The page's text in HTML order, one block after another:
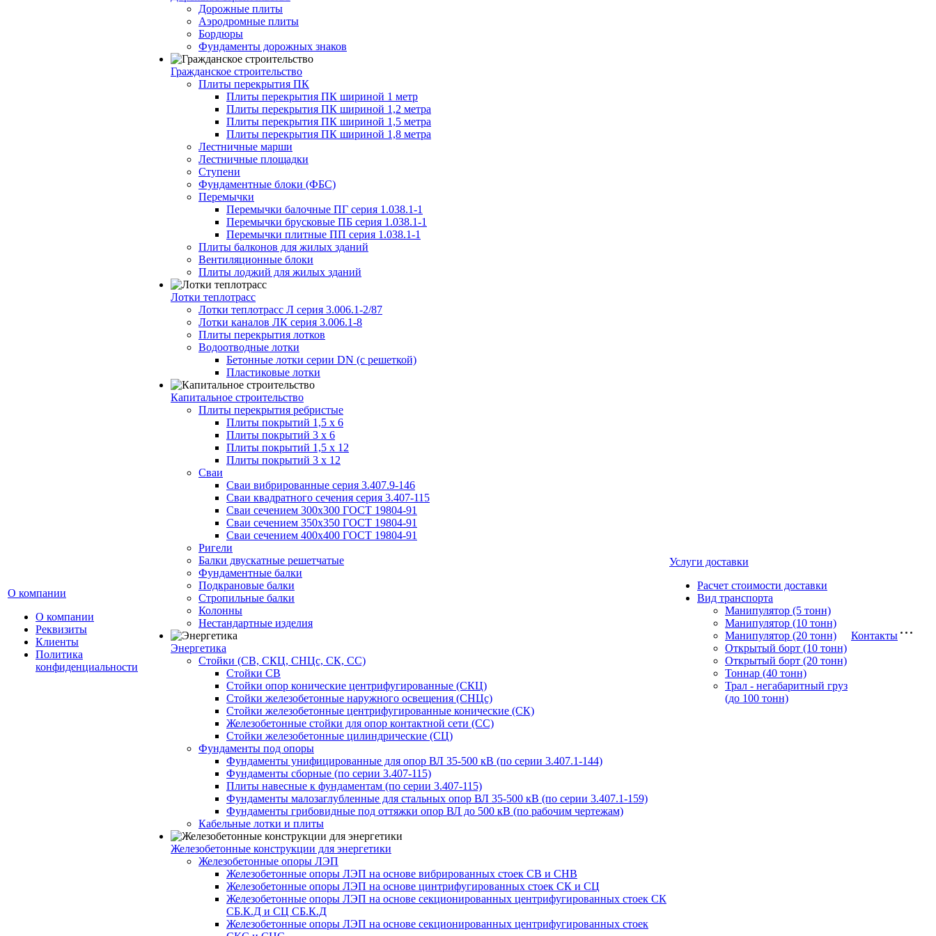
О компании
О компании
Реквизиты
Клиенты
Политика
конфиденциальности
Дорожные плиты
Аэродромные плиты
Бордюры
Фундаменты дорожных знаков
Гражданское строительство
Плиты перекрытия ПК
Плиты перекрытия ПК шириной 1 метр
Плиты перекрытия ПК шириной 1,2 метра
Плиты перекрытия ПК шириной 1,5 метра
Плиты перекрытия ПК шириной 1,8 метра
Лестничные марши
Лестничные площадки
Ступени
Фундаментные блоки (ФБС)
Перемычки
Перемычки балочные ПГ серия 1.038.1-1
Перемычки брусковые ПБ серия 1.038.1-1
Перемычки плитные ПП серия 1.038.1-1
Плиты балконов для жилых зданий
Вентиляционные блоки
Плиты лоджий для жилых зданий
Лотки теплотрасс
Лотки теплотрасс Л серия 3.006.1-2/87
Лотки каналов ЛК серия 3.006.1-8
Плиты перекрытия лотков
Водоотводные лотки
Бетонные лотки серии DN (с решеткой)
Пластиковые лотки
Капитальное строительство
Плиты перекрытия ребристые
Плиты покрытий 1,5 x 6
Плиты покрытий 3 x 6
Плиты покрытий 1,5 x 12
Плиты покрытий 3 x 12
Сваи
Сваи вибрированные серия 3.407.9-146
Сваи квадратного сечения серия 3.407-115
Сваи сечением 300х300 ГОСТ 19804-91
Сваи сечением 350х350 ГОСТ 19804-91
Сваи сечением 400х400 ГОСТ 19804-91
Ригели
Балки двускатные решетчатые
Фундаментные балки
Подкрановые балки
Стропильные балки
Колонны
Нестандартные изделия
Энергетика
Стойки (СВ, СКЦ, СНЦс, СК, СС)
Стойки СВ
Стойки опор конические центрифугированные (СКЦ)
Стойки железобетонные наружного освещения (СНЦс)
Стойки железобетонные центрифугированные конические (СК)
Железобетонные стойки для опор контактной сети (СС)
Стойки железобетонные цилиндрические (СЦ)
Фундаменты под опоры
Фундаменты унифицированные для опор ВЛ 35-500 кВ (по серии 3.407.1-144)
Фундаменты сборные (по серии 3.407-115)
Плиты навесные к фундаментам (по серии 3.407-115)
Фундаменты малозаглубленные для стальных опор ВЛ 35-500 кВ (по серии 3.407.1-159)
Фундаменты грибовидные под оттяжки опор ВЛ до 500 кВ (по рабочим чертежам)
Кабельные лотки и плиты
Железобетонные конструкции для энергетики
Железобетонные опоры ЛЭП
Железобетонные опоры ЛЭП на основе вибрированных стоек СВ и СНВ
Железобетонные опоры ЛЭП на основе цинтрифугированных стоек СК и СЦ
Железобетонные опоры ЛЭП на основе секционированных центрифугированных стоек СК
СБ.К.Д и СЦ СБ.К.Д
Железобетонные опоры ЛЭП на основе секционированных центрифугированных стоек
Услуги доставки
Расчет стоимости доставки
Вид транспорта
Манипулятор (5 тонн)
Манипулятор (10 тонн)
Манипулятор (20 тонн)
Открытый борт (10 тонн)
Открытый борт (20 тонн)
Тоннар (40 тонн)
Трал - негабаритный груз
(до 100 тонн)
Контакты